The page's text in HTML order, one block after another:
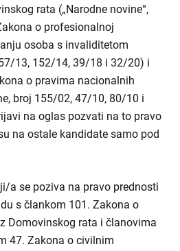
rata („Narodne novine“,
o profesionalnoj
osoba s invaliditetom
13, 152/14, 39/18 i 32/20) i
o pravima nacionalnih
broj 155/02, 47/10, 80/10 i
na oglas pozvati na to pravo
na ostale kandidate samo pod
poziva na pravo prednosti
s člankom 101. Zakona o
Domovinskog rata i članovima
47. Zakona o civilnim